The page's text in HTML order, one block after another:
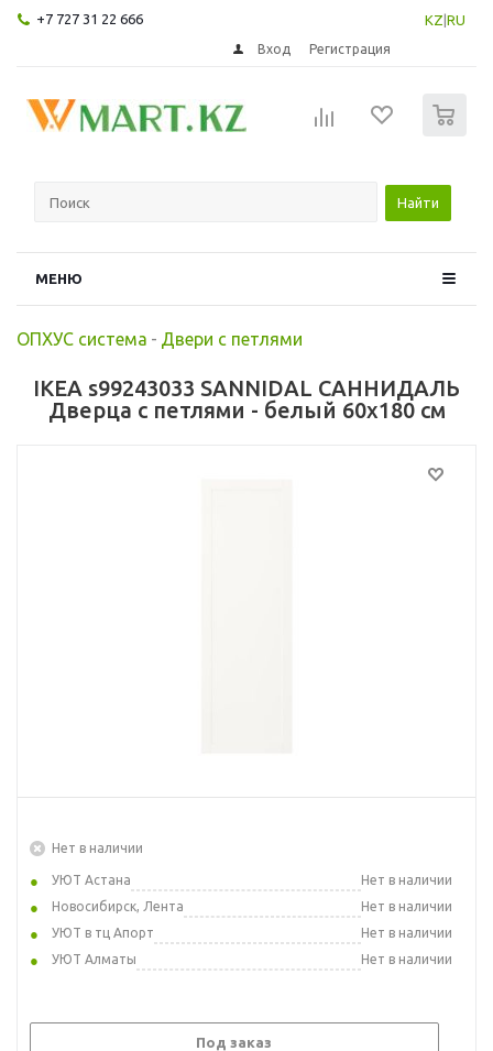
+7 727 31 22 666 KZ RU
Вход Регистрация
Найти
МЕНЮ
ОПХУС система - Двери с петлями
IKEA s99243033 SANNIDAL САННИДАЛЬ
Дверца с петлями - белый 60x180 см
Нет в наличии
УЮТ Астана
Нет в наличии
Новосибирск, Лента
Нет в наличии
УЮТ в тц Апорт
Нет в наличии
УЮТ Алматы
Нет в наличии
Под заказ